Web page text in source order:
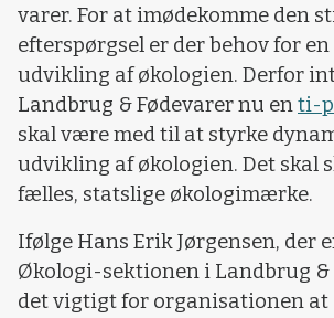
varer. For at imødekomme den
efterspørgsel er der behov for
udvikling af økologien. Derfor
Landbrug & Fødevarer nu enti-
skal være med til at styrke
udvikling af økologien. Det skal
fælles, statslige økologimærke.
Ifølge Hans Erik Jørgensen, der
Økologi-sektionen i Landbrug &
det vigtigt for organisationen